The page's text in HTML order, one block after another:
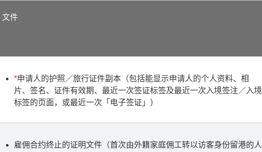
文件
*申请人的护照／旅行证件副本（包括能显示申请人的个人资料、相
片、签名、证件有效期、最近一次签证标签及最近一次入境签注／入境
标签的页面，或最近一次「电子签证」）
雇佣合约终止的证明文件（首次由外籍家庭佣工转以访客身份留港的人